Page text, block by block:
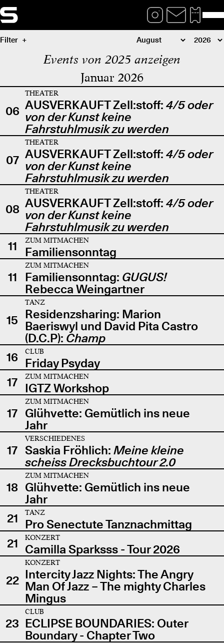
Filter
Events von 2025 anzeigen
Januar 2026
06
THEATER
AUSVERKAUFT Zell:stoff: 4/5 oder
von der Kunst keine
Fahrstuhlmusik zu werden
07
THEATER
AUSVERKAUFT Zell:stoff: 4/5 oder
von der Kunst keine
Fahrstuhlmusik zu werden
08
THEATER
AUSVERKAUFT Zell:stoff: 4/5 oder
von der Kunst keine
Fahrstuhlmusik zu werden
11
ZUM MITMACHEN
Familiensonntag
11
ZUM MITMACHEN
Familiensonntag: GUGUS!
Rebecca Weingartner
15
TANZ
Residenzsharing: Marion
Baeriswyl und David Pita Castro
(D.C.P): Champ
16
CLUB
Friday Psyday
17
ZUM MITMACHEN
IGTZ Workshop
17
ZUM MITMACHEN
Glühvette: Gemütlich ins neue
Jahr
17
VERSCHIEDENES
Saskia Fröhlich: Meine kleine
scheiss Drecksbuchtour 2.0
18
ZUM MITMACHEN
Glühvette: Gemütlich ins neue
Jahr
21
TANZ
Pro Senectute Tanznachmittag
21
KONZERT
Camilla Sparksss - Tour 2026
22
KONZERT
Intercity Jazz Nights: The Angry
Man Of Jazz – The mighty Charles
Mingus
23
CLUB
ECLIPSE BOUNDARIES: Outer
Boundary - Chapter Two